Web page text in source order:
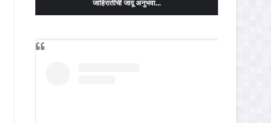
जाहिरातींची जादू अनुभवा...